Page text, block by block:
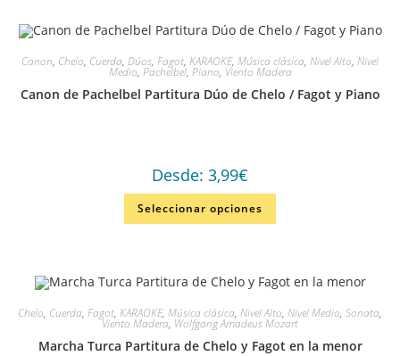
Canon, Chelo, Cuerda, Dúos, Fagot, KARAOKE, Música clásica, Nivel Alto, Nivel
Medio, Pachelbel, Piano, Viento Madera
Canon de Pachelbel Partitura Dúo de Chelo / Fagot y Piano
Desde: 3,99€
Seleccionar opciones
Chelo, Cuerda, Fagot, KARAOKE, Música clásica, Nivel Alto, Nivel Medio, Sonata,
Viento Madera, Wolfgang Amadeus Mozart
Marcha Turca Partitura de Chelo y Fagot en la menor